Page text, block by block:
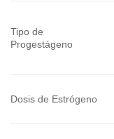
Tipo de
Progestágeno
Dosis de Estrógeno